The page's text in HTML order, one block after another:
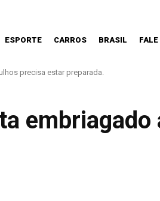
ESPORTE CARROS BRASIL
precisa estar preparada.
nível pré-pandemia, mas ainda tem gargalos